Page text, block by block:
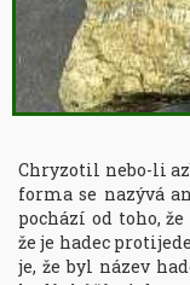
Chryzotil nebo-li
forma se nazývá
pochází od toho,
že je hadec
je, že byl název